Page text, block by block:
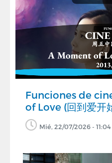
Funciones de
of Love (回到爱开
Mié, 22/07/2026 - 11:04